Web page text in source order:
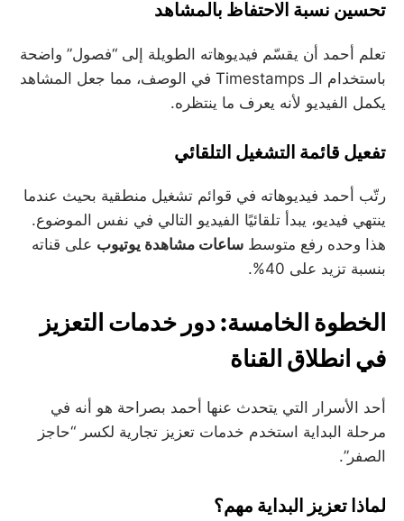
تحسين نسبة الاحتفاظ بالمشاهد
تعلم أحمد أن يقسّم فيديوهاته الطويلة إلى “فصول” واضحة
باستخدام الـ Timestamps في الوصف، مما جعل المشاهد
يكمل الفيديو لأنه يعرف ما ينتظره.
تفعيل قائمة التشغيل التلقائي
رتّب أحمد فيديوهاته في قوائم تشغيل منطقية بحيث عندما
ينتهي فيديو، يبدأ تلقائيًا الفيديو التالي في نفس الموضوع.
هذا وحده رفع متوسط ساعات مشاهدة يوتيوب على قناته
بنسبة تزيد على 40%.
الخطوة الخامسة: دور خدمات التعزيز
في انطلاق القناة
أحد الأسرار التي يتحدث عنها أحمد بصراحة هو أنه في
مرحلة البداية استخدم خدمات تعزيز تجارية لكسر “حاجز
الصفر”.
لماذا تعزيز البداية مهم؟